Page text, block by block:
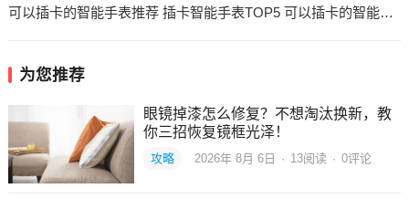
可以插卡的智能手表推荐 插卡智能手表TOP5 可以插卡的智能手环
为您推荐
眼镜掉漆怎么修复？不想淘汰换新，教
你三招恢复镜框光泽！
攻略 2026年 8月 6日 · 13阅读 · 0评论